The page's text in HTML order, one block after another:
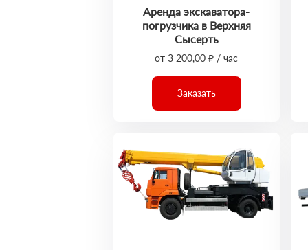
Аренда экскаватора-
погрузчика в Верхняя
Сысерть
от 3 200,00 ₽ / час
Заказать